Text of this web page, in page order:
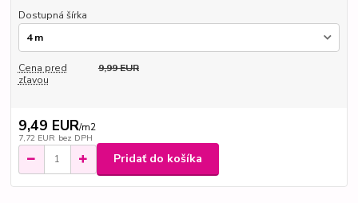
Dostupná šírka
Cena pred
zľavou
9,99 EUR
9,49 EUR/m2
7,72 EUR bez DPH
Pridať do košíka